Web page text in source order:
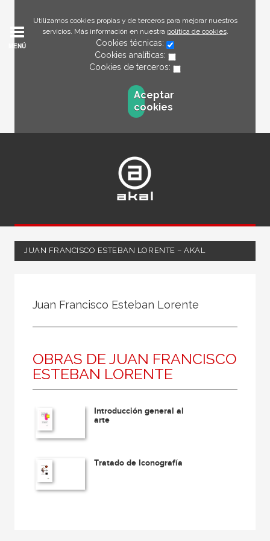
Utilizamos cookies propias y de terceros para mejorar nuestros
servicios. Más información en nuestra política de cookies.
Cookies técnicas:
Cookies analíticas:
Cookies de terceros:
Aceptar
cookies
MENÚ
JUAN FRANCISCO ESTEBAN LORENTE – AKAL
Coordinador
Editor
Escritor
Escritora
Ilustrador
Prologuista
Juan Francisco Esteban Lorente
OBRAS DE JUAN FRANCISCO
ESTEBAN LORENTE
Introducción general al
arte
Tratado de Iconografía